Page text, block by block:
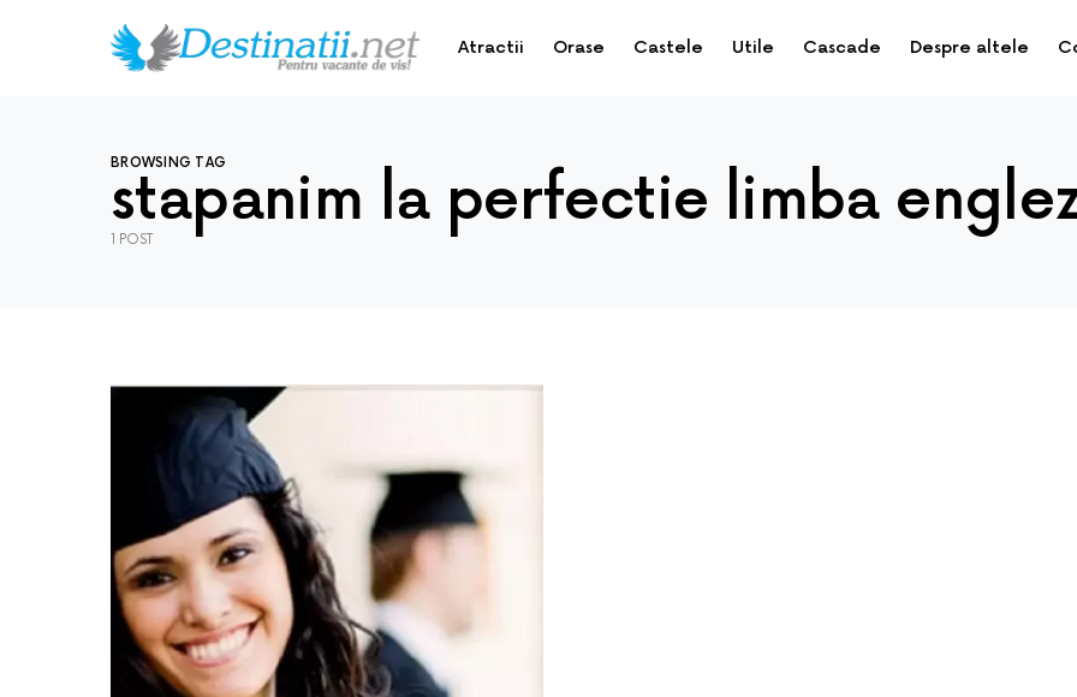
Atractii Orase Castele Utile Cascade Despre altele
BROWSING TAG
stapanim la perfectie limba
1 POST